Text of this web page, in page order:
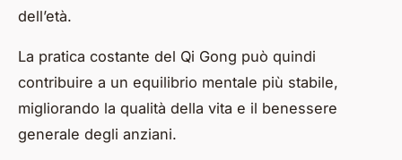
dell’età.
La pratica costante del Qi Gong può quindi
contribuire a un equilibrio mentale più stabile,
migliorando la qualità della vita e il benessere
generale degli anziani.